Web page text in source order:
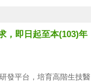
，即日起至本(103)年
發平台，培育高階生技醫